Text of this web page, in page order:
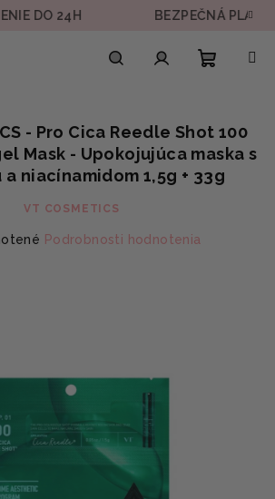
24H BEZPEČNÁ PLATBA
košík
- Pro Cica Reedle Shot 100
Mask - Upokojujúca maska s
niacínamidom 1,5g + 33g
VT COSMETICS
Podrobnosti hodnotenia